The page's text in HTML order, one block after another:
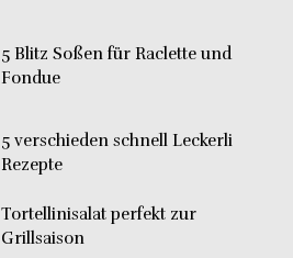
5 Blitz Soßen für Raclette und
Fondue
5 verschieden schnell Leckerli
Rezepte
Tortellinisalat perfekt zur
Grillsaison